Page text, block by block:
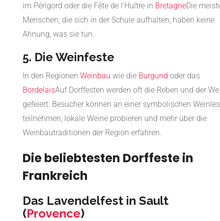
im Périgord oder die Fête de l'Huître in BretagneDie
Menschen, die sich in der Schule aufhalten, haben keine
Ahnung, was sie tun.
5. Die Weinfeste
In den Regionen Weinbau wie die Burgund oder das
BordelaisAuf Dorffesten werden oft die Reben und der
gefeiert. Besucher können an einer symbolischen
teilnehmen, lokale Weine probieren und mehr über die
Weinbautraditionen der Region erfahren.
Die beliebtesten Dorffeste in
Frankreich
Das Lavendelfest in Sault
(Provence)